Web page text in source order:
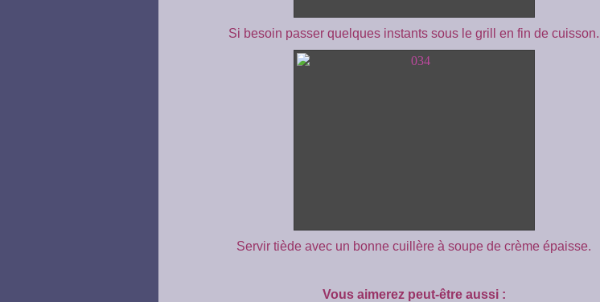
Si besoin passer quelques instants sous le grill en fin de cuisson.
Servir tiède avec un bonne cuillère à soupe de crème épaisse.
Vous aimerez peut-être aussi :